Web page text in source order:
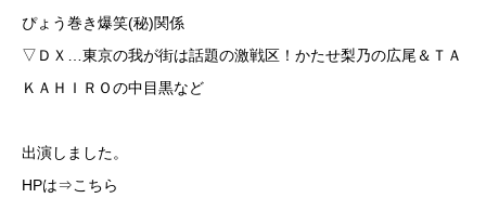
ぴょう巻き爆笑(秘)関係
▽ＤＸ…東京の我が街は話題の激戦区！かたせ梨乃の広尾＆ＴＡ
ＫＡＨＩＲＯの中目黒など
出演しました。
HPは⇒こちら